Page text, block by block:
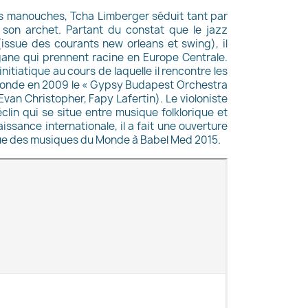
manouches, Tcha Limberger séduit tant par
archet. Partant du constat que le jazz
des courants new orleans et swing), il
qui prennent racine en Europe Centrale.
au cours de laquelle il rencontre les
en 2009 le « Gypsy Budapest Orchestra
Christopher, Fapy Lafertin). Le violoniste
qui se situe entre musique folklorique et
internationale, il a fait une ouverture
des musiques du Monde à Babel Med 2015.